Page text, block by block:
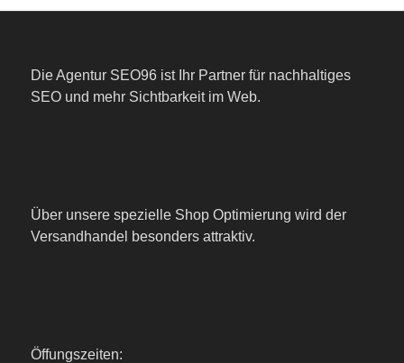
Die Agentur SEO96 ist Ihr Partner für nachhaltiges
SEO und mehr Sichtbarkeit im Web.
Über unsere spezielle Shop Optimierung wird der
Versandhandel besonders attraktiv.
Öffungszeiten: